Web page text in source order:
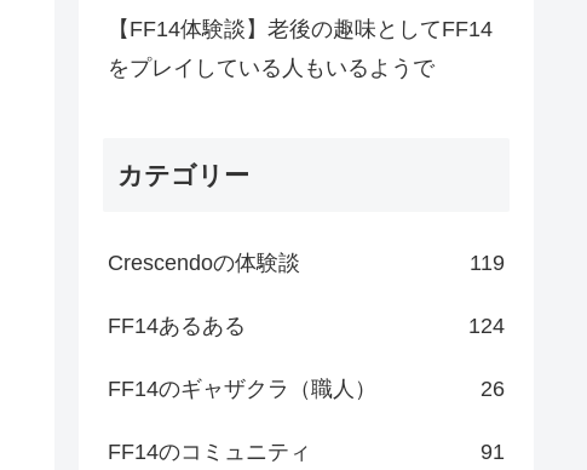
【FF14体験談】老後の趣味としてFF14
をプレイしている人もいるようで
カテゴリー
Crescendoの体験談 119
FF14あるある 124
FF14のギャザクラ（職人） 26
FF14のコミュニティ 91